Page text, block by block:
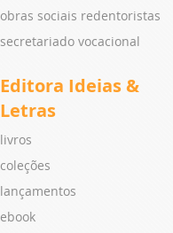
obras sociais redentoristas
secretariado vocacional
Editora Ideias &
Letras
livros
coleções
lançamentos
ebook